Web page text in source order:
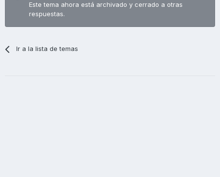
Este tema ahora está archivado y cerrado a otras
respuestas.
Ir a la lista de temas